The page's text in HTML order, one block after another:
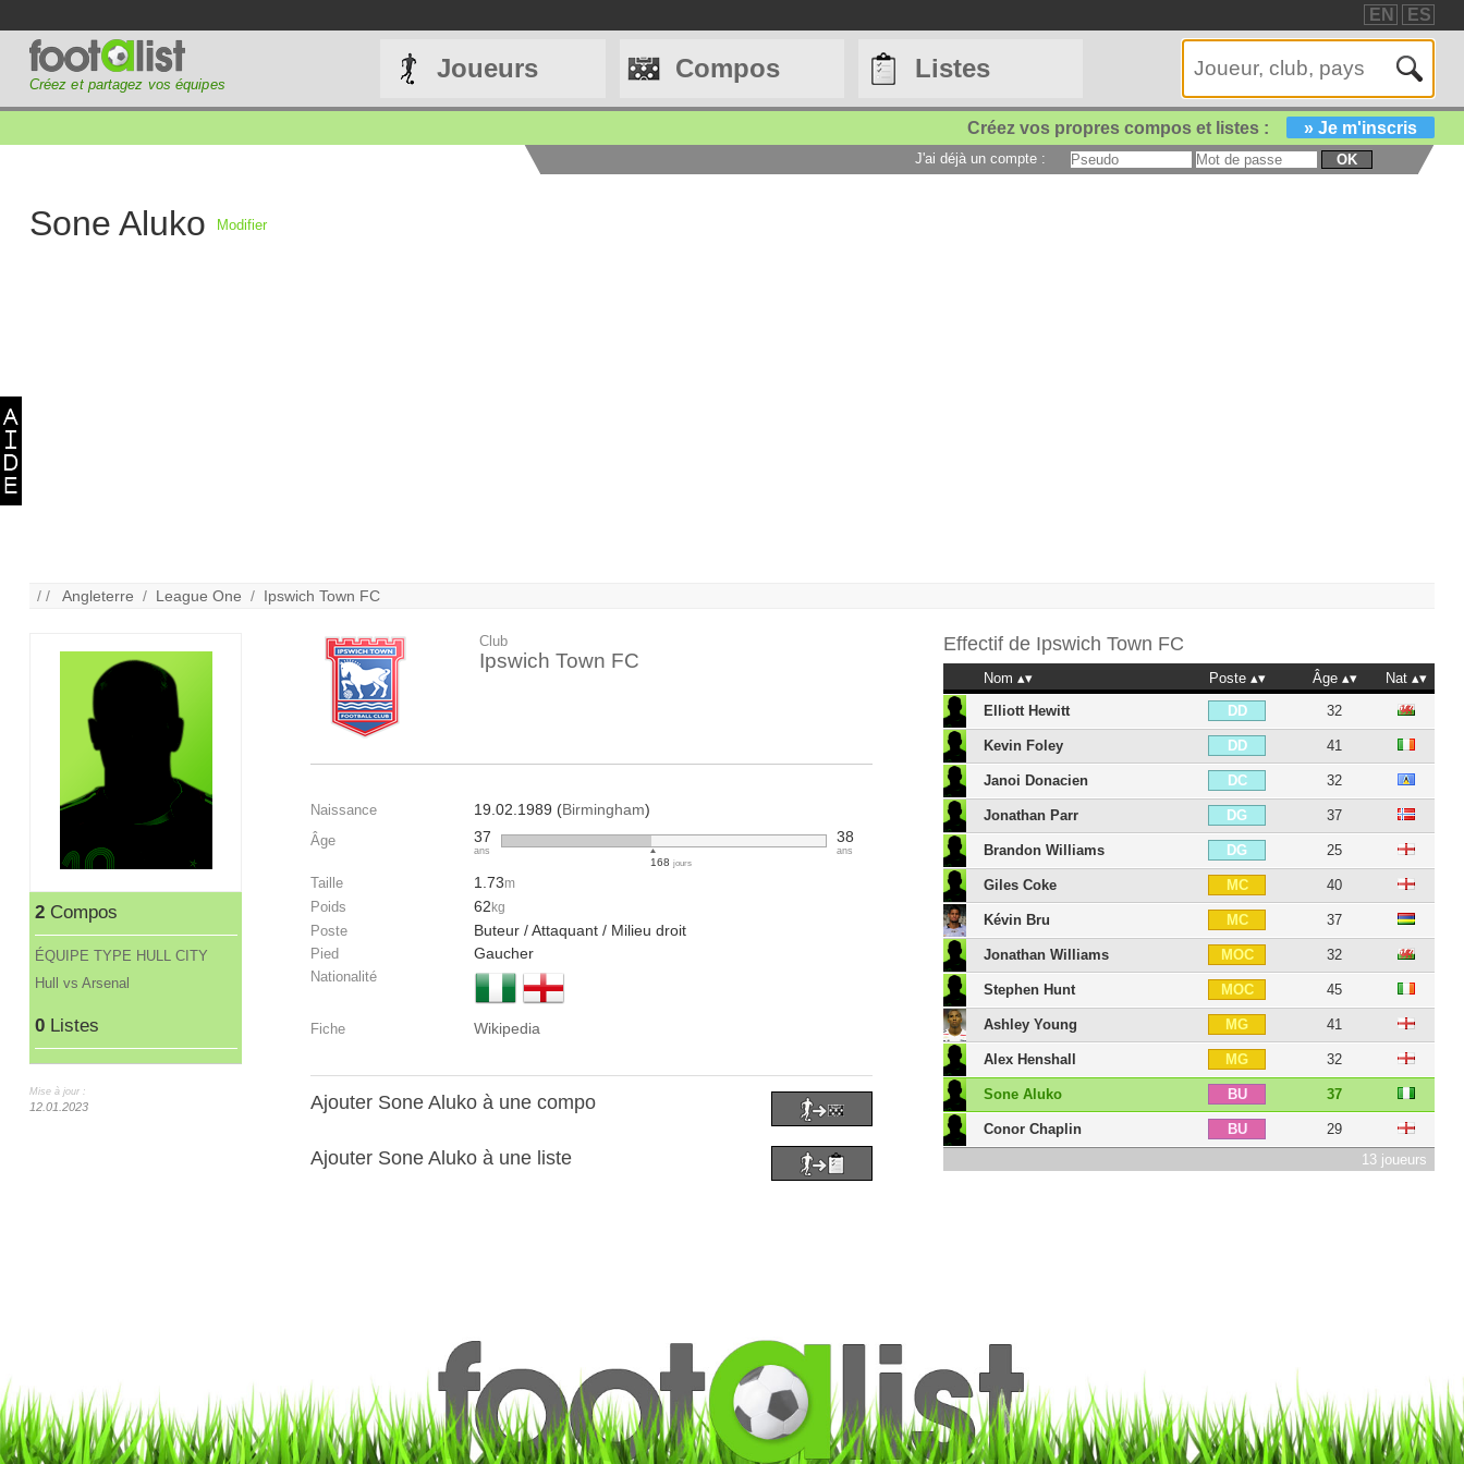
EN ES
Créez et partagez vos équipes
Joueurs Compos Listes
Créez vos propres compos et listes : » Je m'inscris
J'ai déjà un compte : OK
Sone Aluko Modifier
/ /Angleterre / League One / Ipswich Town FC
2Compos
ÉQUIPE TYPE HULL CITY
Hull vs Arsenal
0Listes
Mise à jour :
12.01.2023
Club
Ipswich Town FC
Naissance 19.02.1989 (Birmingham)
Âge 37
ans
168 jours
38
ans
Taille 1.73m
Poids 62 kg
Poste Buteur / Attaquant / Milieu droit
Pied Gaucher
Nationalité
Fiche Wikipedia
Ajouter Sone Aluko à une compo
Ajouter Sone Aluko à une liste
Effectif de Ipswich Town FC
Nom Poste Âge
Nat
Elliott Hewitt
DD 32
Kevin Foley DD 41
Janoi Donacien DC 32
Jonathan Parr DG 37
Brandon Williams DG 25
Giles Coke MC 40
Kévin Bru MC 37
Jonathan Williams MOC 32
Stephen Hunt MOC 45
Ashley Young MG 41
Alex Henshall MG 32
Sone Aluko BU 37
Conor Chaplin BU
29
13 joueurs